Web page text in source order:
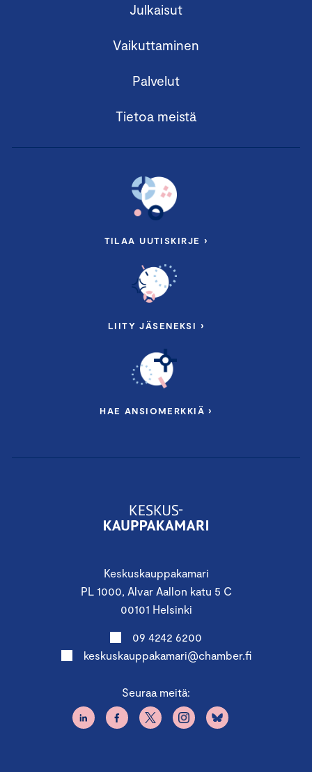
Keskuskauppakamari
PL 1000, Alvar Aallon katu 5 C
00101 Helsinki
09 4242 6200
keskuskauppakamari@chamber.fi
Seuraa meitä:
Julkaisut
Vaikuttaminen
Palvelut
Tietoa meistä
TILAA UUTISKIRJE ›
LIITY JÄSENEKSI ›
HAE ANSIOMERKKIÄ ›